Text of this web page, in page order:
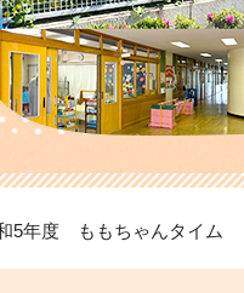
5年度 ももちゃんタイム